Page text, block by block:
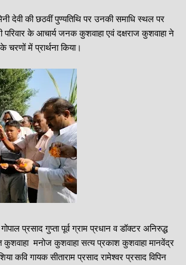
देवी की छठवीं पुण्यतिथि पर उनकी समाधि स्थल पर
के आचार्य जनक कुशवाहा एवं दक्षराज कुशवाहा ने
में प्रार्थना किया।
प्रसाद गुप्ता पूर्व ग्राम प्रधान व डॉक्टर अनिरुद्ध
कुशवाहा मनोज कुशवाहा सत्य प्रकाश कुशवाहा मानवेंद्र
कवि गायक सीताराम प्रसाद रामेश्वर प्रसाद विपिन